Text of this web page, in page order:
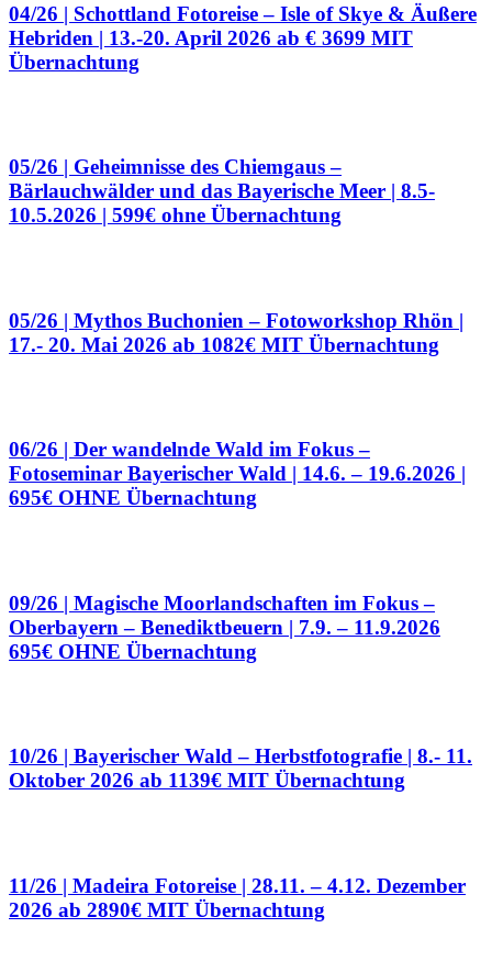
04/26 | Schottland Fotoreise – Isle of Skye & Äußere
Hebriden | 13.-20. April 2026 ab € 3699 MIT
Übernachtung
05/26 | Geheimnisse des Chiemgaus –
Bärlauchwälder und das Bayerische Meer | 8.5-
10.5.2026 | 599€ ohne Übernachtung
05/26 | Mythos Buchonien – Fotoworkshop Rhön |
17.- 20. Mai 2026 ab 1082€ MIT Übernachtung
06/26 | Der wandelnde Wald im Fokus –
Fotoseminar Bayerischer Wald | 14.6. – 19.6.2026 |
695€ OHNE Übernachtung
09/26 | Magische Moorlandschaften im Fokus –
Oberbayern – Benediktbeuern | 7.9. – 11.9.2026
695€ OHNE Übernachtung
10/26 | Bayerischer Wald – Herbstfotografie | 8.- 11.
Oktober 2026 ab 1139€ MIT Übernachtung
11/26 | Madeira Fotoreise | 28.11. – 4.12. Dezember
2026 ab 2890€ MIT Übernachtung